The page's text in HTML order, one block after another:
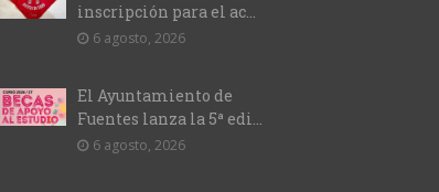
inscripción para el ac...
6 agosto, 2026
El Ayuntamiento de
Fuentes lanza la 5ª edi...
6 agosto, 2026